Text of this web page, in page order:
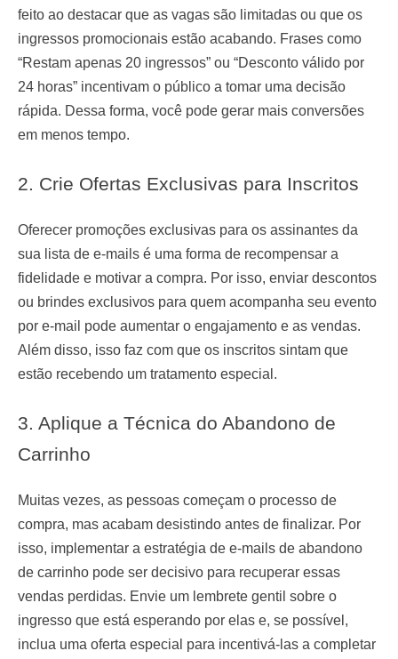
feito ao destacar que as vagas são limitadas ou que os
ingressos promocionais estão acabando. Frases como
“Restam apenas 20 ingressos” ou “Desconto válido por
24 horas” incentivam o público a tomar uma decisão
rápida. Dessa forma, você pode gerar mais conversões
em menos tempo.
2. Crie Ofertas Exclusivas para Inscritos
Oferecer promoções exclusivas para os assinantes da
sua lista de e-mails é uma forma de recompensar a
fidelidade e motivar a compra. Por isso, enviar descontos
ou brindes exclusivos para quem acompanha seu evento
por e-mail pode aumentar o engajamento e as vendas.
Além disso, isso faz com que os inscritos sintam que
estão recebendo um tratamento especial.
3. Aplique a Técnica do Abandono de
Carrinho
Muitas vezes, as pessoas começam o processo de
compra, mas acabam desistindo antes de finalizar. Por
isso, implementar a estratégia de e-mails de abandono
de carrinho pode ser decisivo para recuperar essas
vendas perdidas. Envie um lembrete gentil sobre o
ingresso que está esperando por elas e, se possível,
inclua uma oferta especial para incentivá-las a completar